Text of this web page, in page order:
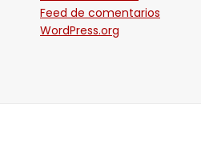
Feed de comentarios
WordPress.org